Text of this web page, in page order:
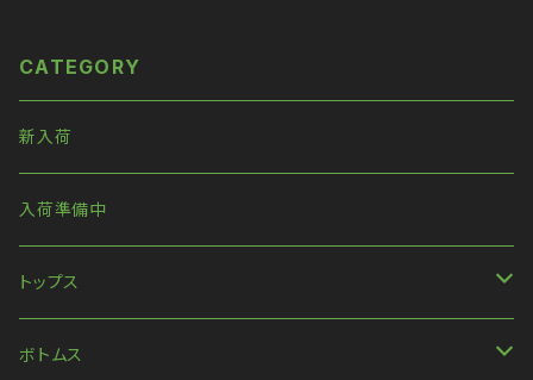
ッツ
CATEGORY
新入荷
入荷準備中
トップス
長袖
ボトムス